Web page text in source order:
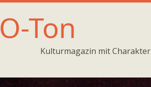
O-Ton
Kulturmagazin mit Charakter